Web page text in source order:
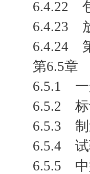
6.4.22
6.4.23
6.4.24
第6.5章
6.5.1 一
6.5.2 标
6.5.3 制
6.5.4 试
6.5.5 中